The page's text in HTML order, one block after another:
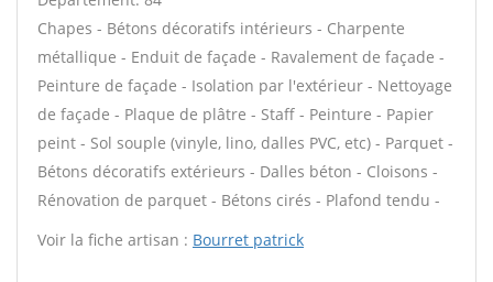
Chapes - Bétons décoratifs intérieurs - Charpente
métallique - Enduit de façade - Ravalement de façade -
Peinture de façade - Isolation par l'extérieur - Nettoyage
de façade - Plaque de plâtre - Staff - Peinture - Papier
peint - Sol souple (vinyle, lino, dalles PVC, etc) - Parquet -
Bétons décoratifs extérieurs - Dalles béton - Cloisons -
Rénovation de parquet - Bétons cirés - Plafond tendu -
Voir la fiche artisan : Bourret patrick